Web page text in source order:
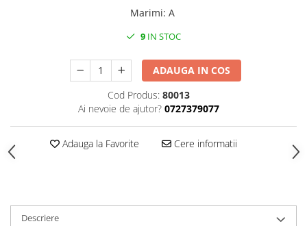
Marimi: A
9 IN STOC
ADAUGA IN COS
Cod Produs: 80013
Ai nevoie de ajutor? 0727379077
Adauga la Favorite Cere informatii
Descriere